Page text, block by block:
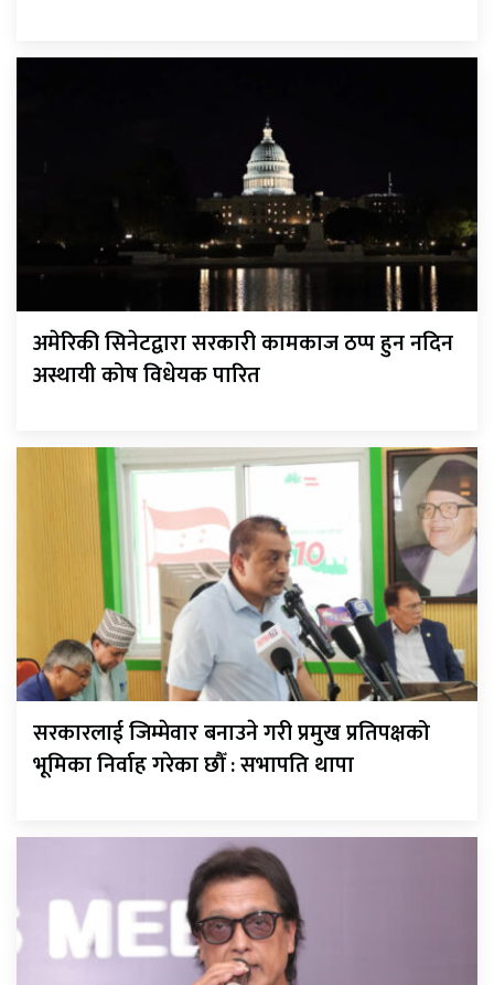
अमेरिकी सिनेटद्वारा सरकारी कामकाज ठप्प हुन नदिन
अस्थायी कोष विधेयक पारित
सरकारलाई जिम्मेवार बनाउने गरी प्रमुख प्रतिपक्षको
भूमिका निर्वाह गरेका छौँ : सभापति थापा